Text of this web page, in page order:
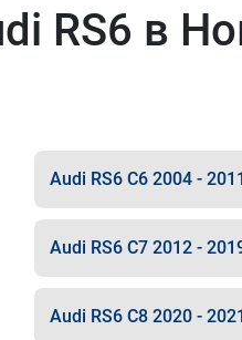
RS6 в
Audi RS6 C6 2004 - 2011
Audi RS6 C7 2012 -
Audi RS6 C8 2020 - 2021